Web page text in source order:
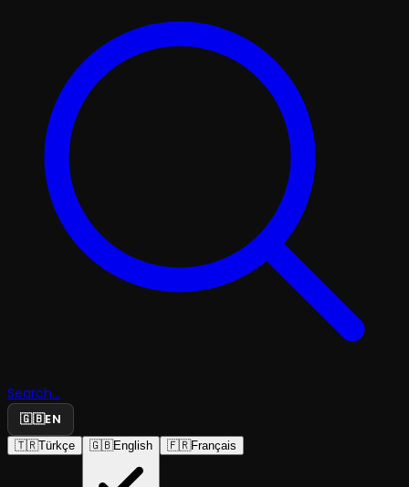
Search...
🇬🇧EN
🇹🇷Türkçe 🇬🇧English 🇫🇷Français